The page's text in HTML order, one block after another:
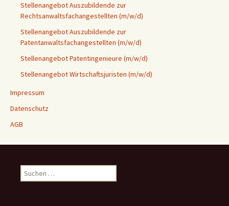
Stellenangebot Auszubildende zur
Rechtsanwaltsfachangestellten (m/w/d)
Stellenangebot Auszubildende zur
Patentanwaltsfachangestellten (m/w/d)
Stellenangebot Patentingenieure (m/w/d)
Stellenangebot Wirtschaftsjuristen (m/w/d)
Impressum
Datenschutz
AGB
Suchen
nach: